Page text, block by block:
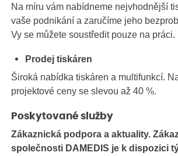
Na míru vám nabídneme nejvhodnější
vaše podnikání a zaručíme jeho
Vy se můžete soustředit pouze na práci.
Prodej tiskáren
Široká nabídka tiskáren a multifunkcí.
projektové ceny se slevou až 40 %.
Poskytované služby
Zákaznická podpora a aktuality.
společnosti DAMEDIS je k dispozici